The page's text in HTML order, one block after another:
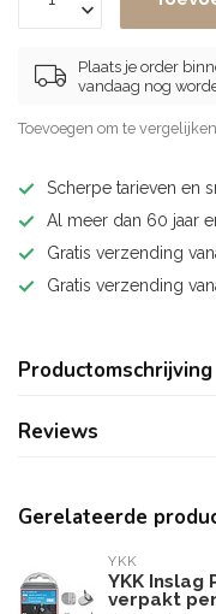
Plaats je order
vandaag nog
Toevoegen om te vergelijken
Scherpe tarieven en
Al meer dan 60 jaar
Gratis verzending
Gratis verzending
Productomschrijving
Reviews
Gerelateerde
YKK
YKK Inslag
verpakt